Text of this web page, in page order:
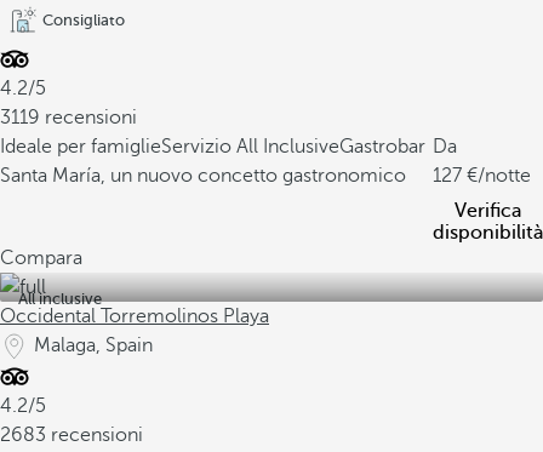
Consigliato
4.2/5
3119 recensioni
Ideale per famiglieServizio All InclusiveGastrobar
Santa María, un nuovo concetto gastronomico
Da
127
/notte
Verifica
disponibilità
Compara
All inclusive
Occidental Torremolinos Playa
Malaga, Spain
4.2/5
2683 recensioni